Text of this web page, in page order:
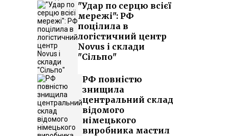
"Удар по серцю всієї
мережі": РФ
поцілила в
логістичний центр
Novus і склади
"Сільпо"
РФ повністю
знищила
центральний склад
відомого
німецького
виробника мастил